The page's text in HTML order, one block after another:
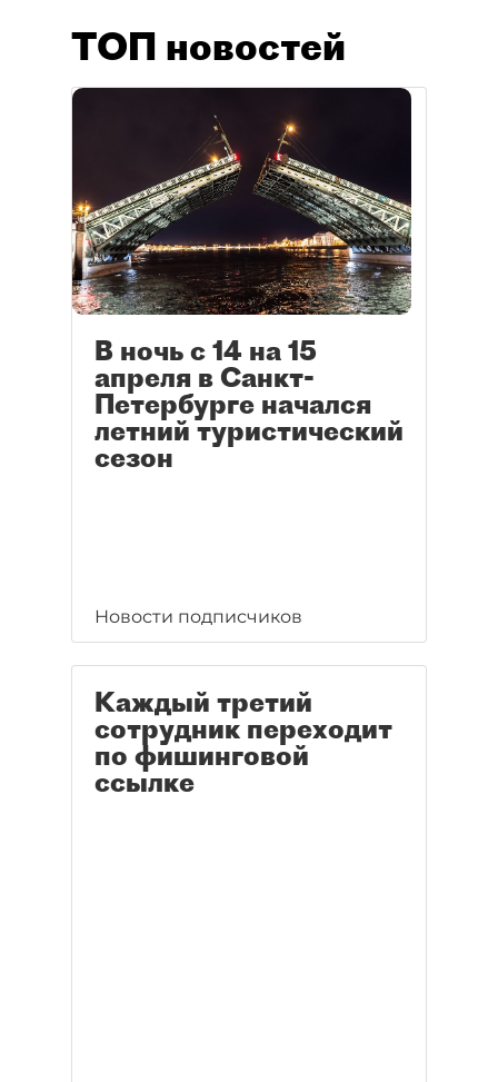
ТОП новостей
В ночь с 14 на 15
апреля в Санкт-
Петербурге начался
летний туристический
сезон
Новости подписчиков
Каждый третий
сотрудник переходит
по фишинговой
ссылке